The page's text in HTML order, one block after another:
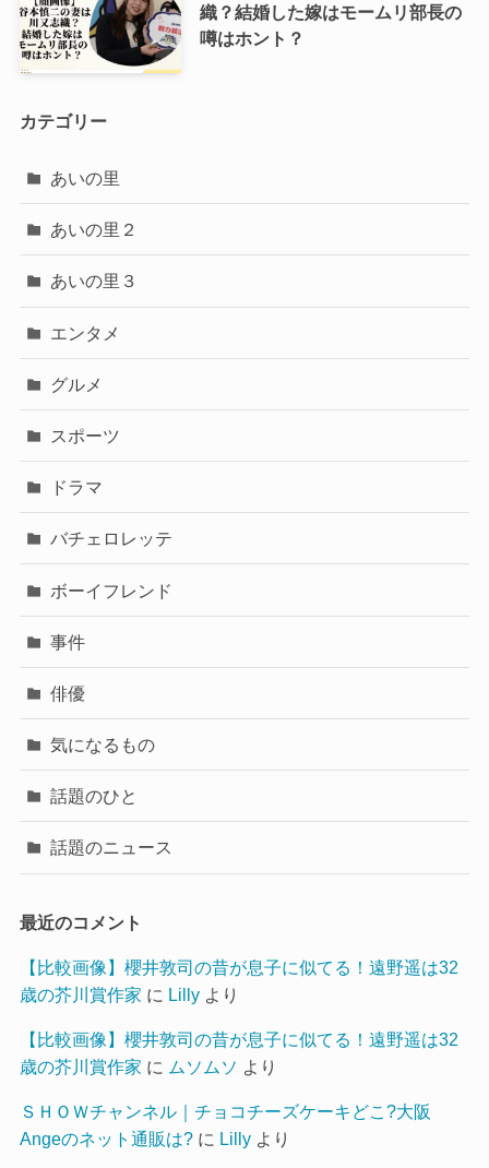
織？結婚した嫁はモームリ部長の
噂はホント？
カテゴリー
あいの里
あいの里２
あいの里３
エンタメ
グルメ
スポーツ
ドラマ
バチェロレッテ
ボーイフレンド
事件
俳優
気になるもの
話題のひと
話題のニュース
最近のコメント
【比較画像】櫻井敦司の昔が息子に似てる！遠野遥は32
歳の芥川賞作家 に Lillyより
【比較画像】櫻井敦司の昔が息子に似てる！遠野遥は32
歳の芥川賞作家 に ムソムソ より
ＳＨＯＷチャンネル｜チョコチーズケーキどこ?大阪
Angeのネット通販は?に Lillyより